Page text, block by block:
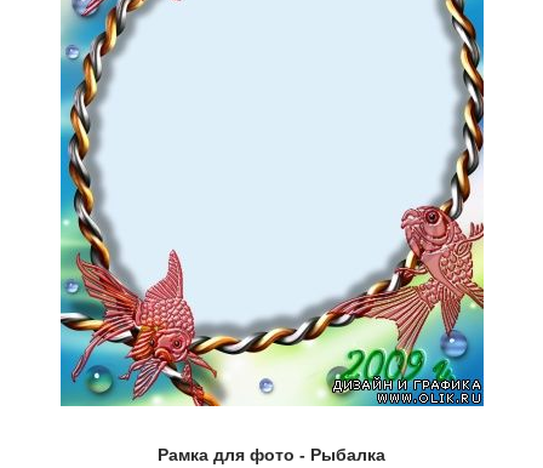
Рамка для фото - Рыбалка